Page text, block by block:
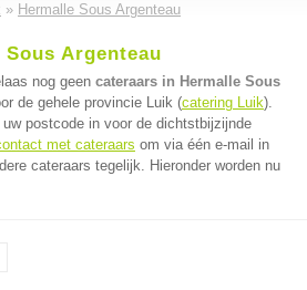
» Hermalle Sous Argenteau
Argenteau
nog geen cateraars in Hermalle Sous
de gehele provincie Luik (catering Luik).
postcode in voor de dichtstbijzijnde
met cateraars om via één e-mail in
cateraars tegelijk. Hieronder worden nu